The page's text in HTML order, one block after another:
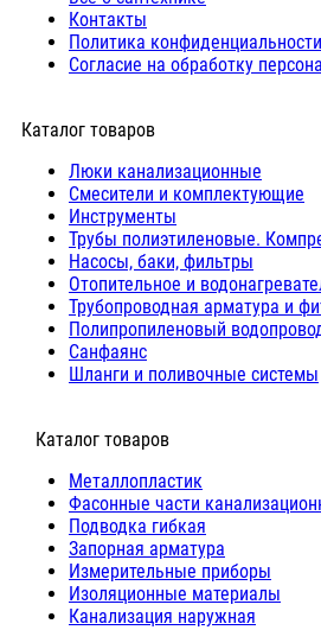
Контакты
Политика конфиденциальности
Согласие на обработку
Каталог товаров
Люки канализационные
Cмесители и комплектующие
Инструменты
Трубы полиэтиленовые.
Насосы, баки, фильтры
Отопительное и
Трубопроводная арматура и
Полипропиленовый
Санфаянс
Шланги и поливочные системы
⠀Каталог товаров
Металлопластик
Фасонные части
Подводка гибкая
Запорная арматура
Измерительные приборы
Изоляционные материалы
Канализация наружная